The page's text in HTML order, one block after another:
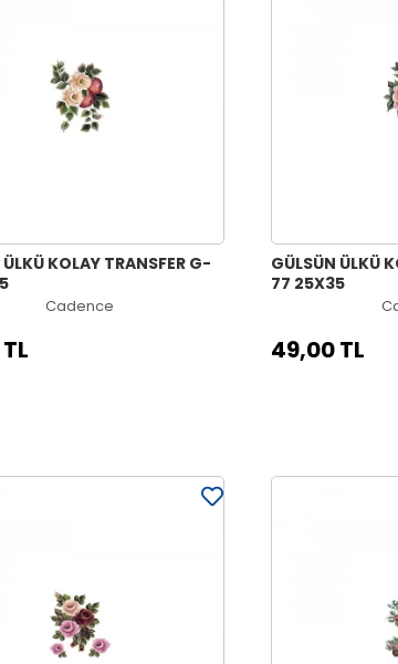
KOLAY TRANSFER G-
Cadence
GÜLSÜN ÜLKÜ
77 25X35
49,00 TL